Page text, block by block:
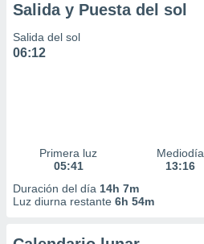
Salida y Puesta del sol
Salida del sol
06:12
Primera luz
05:41
Mediodía
13:16
Duración del día 14h 7m
Luz diurna restante 6h 54m